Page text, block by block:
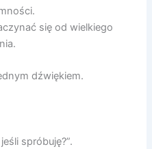
się od wielkiego
dźwiękiem.
spróbuję?”.